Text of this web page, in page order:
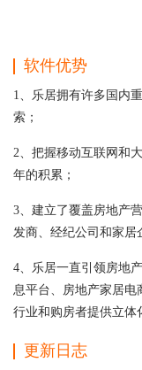
软件优势
1、乐居拥有许多国内
索；
2、把握移动互联网和
年的积累；
3、建立了覆盖房地产
发商、经纪公司和家居
4、乐居一直引领房地
息平台、房地产家居电
行业和购房者提供立体
更新日志